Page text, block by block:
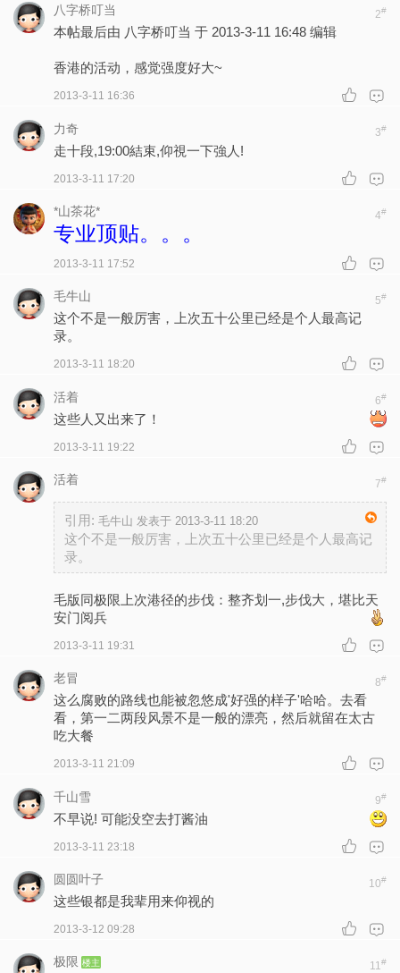
八字桥叮当 2#
本帖最后由 八字桥叮当 于 2013-3-11 16:48 编辑
香港的活动，感觉强度好大~
2013-3-11 16:36
力奇 3#
走十段,19:00結束,仰視一下強人!
2013-3-11 17:20
*山茶花* 4#
专业顶贴。。。
2013-3-11 17:52
毛牛山 5#
这个不是一般厉害，上次五十公里已经是个人最高记
录。
2013-3-11 18:20
活着 6#
这些人又出来了！
2013-3-11 19:22
活着 7#
引用: 毛牛山 发表于 2013-3-11 18:20
这个不是一般厉害，上次五十公里已经是个人最高记
录。
毛版同极限上次港径的步伐：整齐划一,步伐大，堪比天
安门阅兵
2013-3-11 19:31
老冒 8#
这么腐败的路线也能被忽悠成'好强的样子'哈哈。去看
看，第一二两段风景不是一般的漂亮，然后就留在太古
吃大餐
2013-3-11 21:09
千山雪 9#
不早说! 可能没空去打酱油
2013-3-11 23:18
圆圆叶子 10#
这些银都是我辈用来仰视的
2013-3-12 09:28
极限 楼主 11#